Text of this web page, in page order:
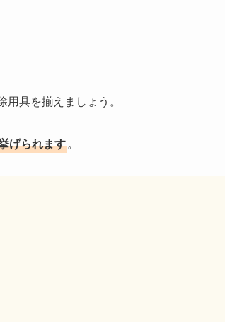
具を揃えましょう。
げられます。